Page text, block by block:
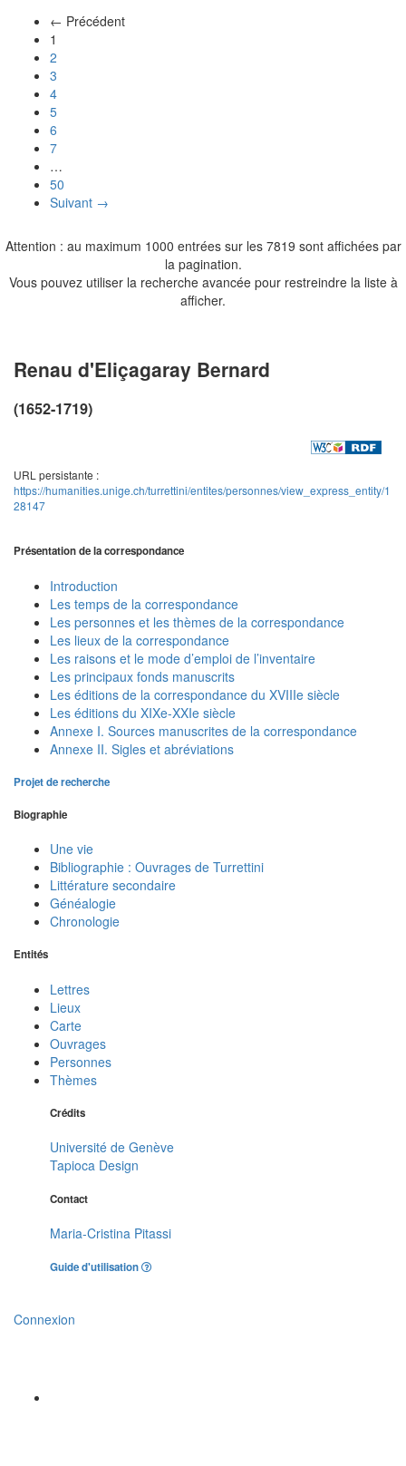
← Précédent
1
2
3
4
5
6
7
…
50
Suivant →
Attention : au maximum 1000 entrées sur les 7819 sont affichées par
la pagination.
Vous pouvez utiliser la recherche avancée pour restreindre la liste à
afficher.
Renau d'Eliçagaray Bernard
(1652-1719)
URL persistante :
https://humanities.unige.ch/turrettini/entites/personnes/view_express_entity/1
28147
Présentation de la correspondance
Introduction
Les temps de la correspondance
Les personnes et les thèmes de la correspondance
Les lieux de la correspondance
Les raisons et le mode d’emploi de l’inventaire
Les principaux fonds manuscrits
Les éditions de la correspondance du XVIIIe siècle
Les éditions du XIXe-XXIe siècle
Annexe I. Sources manuscrites de la correspondance
Annexe II. Sigles et abréviations
Projet de recherche
Biographie
Une vie
Bibliographie : Ouvrages de Turrettini
Littérature secondaire
Généalogie
Chronologie
Entités
Lettres
Lieux
Carte
Ouvrages
Personnes
Thèmes
Crédits
Université de Genève
Tapioca Design
Contact
Maria-Cristina Pitassi
Guide d'utilisation
Connexion